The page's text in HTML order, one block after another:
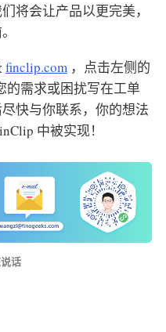
将会让产品以更完美，
finclip.com，点击左侧的
的需求或困扰写在工单
快与你联系，你的想法
中被实现！
话